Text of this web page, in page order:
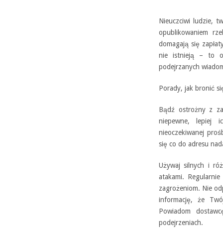
Nieuczciwi ludzie,
opublikowaniem
domagają się
nie istnieją – to
podejrzanych
Porady, jak bronić
Bądź ostrożny z
niepewne, lepiej
nieoczekiwanej
się co do adresu
Używaj silnych i
atakami.
zagrożeniom. Nie
informację, że
Powiadom
podejrzeniach.